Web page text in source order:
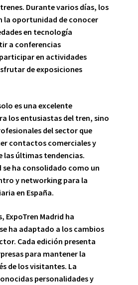
Durante varios días, los
la oportunidad de conocer
en tecnología
a conferencias
en actividades
de exposiciones
es una excelente
los entusiastas del tren, sino
del sector que
contactos comerciales y
las últimas tendencias.
se ha consolidado como un
y networking para la
en España.
ExpoTren Madrid ha
ha adaptado a los cambios
Cada edición presenta
para mantener la
de los visitantes. La
personalidades y